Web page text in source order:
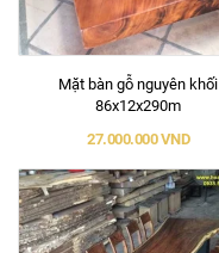
Mặt bàn gỗ nguyên khối
86x12x290m
27.000.000 VND